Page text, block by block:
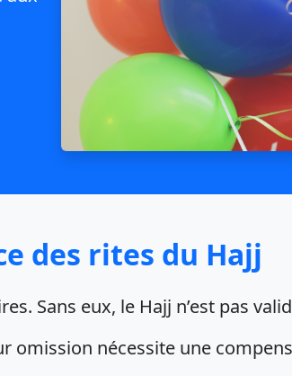
des rites du Hajj
Sans eux, le Hajj n’est pas
omission nécessite une